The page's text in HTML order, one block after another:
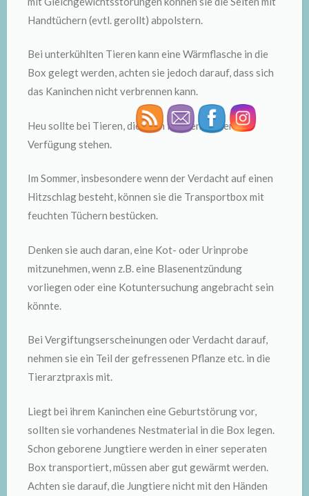
Handtüchern (evtl. gerollt) abpolstern.
Bei unterkühlten Tieren kann eine Wärmflasche in die
Box gelegt werden, achten sie jedoch darauf, dass sich
das Kaninchen nicht verbrennen kann.
Heu sollte bei Tieren, die noch fressen, immer zur
Verfügung stehen.
Im Sommer, insbesondere wenn der Verdacht auf einen
Hitzschlag besteht, können sie die Transportbox mit
feuchten Tüchern bestücken.
Denken sie auch daran, eine Kot- oder Urinprobe
mitzunehmen, wenn z.B. eine Blasenentzündung
vorliegen oder eine Kotuntersuchung angebracht sein
könnte.
Bei Vergiftungserscheinungen oder Verdacht darauf,
nehmen sie ein Teil der gefressenen Pflanze etc. in die
Tierarztpraxis mit.
Liegt bei ihrem Kaninchen eine Geburtstörung vor,
sollten sie vorhandenes Nestmaterial in die Box legen.
Schon geborene Jungtiere werden in einer seperaten
Box transportiert, müssen aber gut gewärmt werden.
Achten sie darauf, die Jungtiere nicht mit den Händen